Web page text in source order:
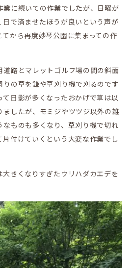
お考えの方へ
お問合せ
業に続いての作業でしたが、日曜が
で済ませたほうが良いという声が
から再度妙琴公園に集まっての作
道路とマレットゴルフ場の間の斜面
りの草を鎌や草刈り機で刈るのです
日影が多くなったおかげで草は以
ましたが、モミジやツツジ以外の雑
ものも多くなり、草刈り機で切れ
付けていくという大変な作業でし
きくなりすぎたウリハダカエデを